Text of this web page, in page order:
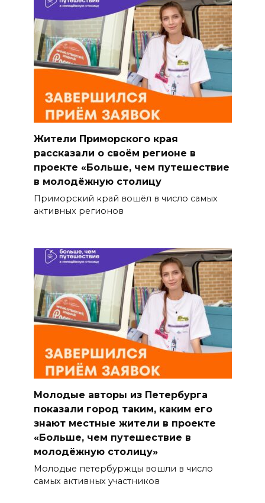
Жители Приморского края
рассказали о своём регионе в
проекте «Больше, чем путешествие
в молодёжную столицу
Приморский край вошёл в число самых
активных регионов
Молодые авторы из Петербурга
показали город таким, каким его
знают местные жители в проекте
«Больше, чем путешествие в
молодёжную столицу»
Молодые петербуржцы вошли в число
самых активных участников